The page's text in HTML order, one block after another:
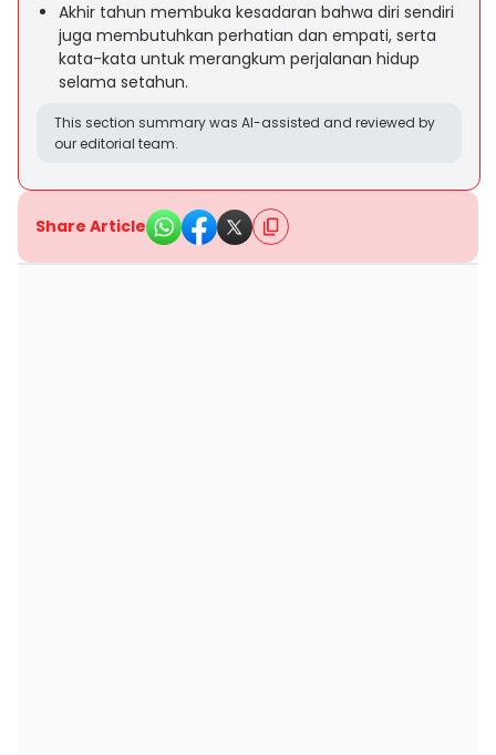
Akhir tahun membuka kesadaran bahwa diri sendiri
juga membutuhkan perhatian dan empati, serta
kata-kata untuk merangkum perjalanan hidup
selama setahun.
This section summary was AI-assisted and reviewed by
our editorial team.
Share Article